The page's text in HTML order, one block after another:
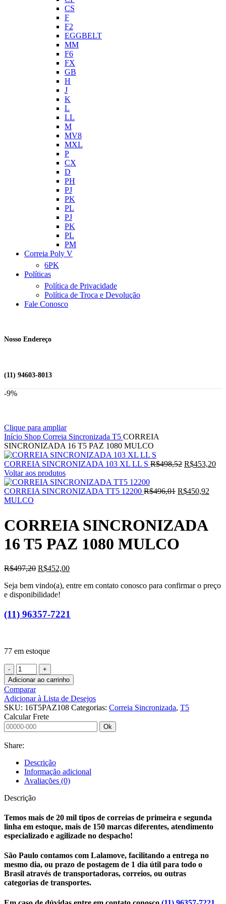
CS
F
F2
EGGBELT
MM
F6
FX
GB
H
J
K
L
LL
M
MV8
MXL
P
CX
D
PH
PJ
PK
PL
PJ
PK
PL
PM
Correia Poly V
6PK
Políticas
Política de Privacidade
Política de Troca e Devolução
Fale Conosco
Nosso Endereço
(11) 94603-8013
-9%
Clique para ampliar
Início Shop Correia Sincronizada T5 CORREIA
SINCRONIZADA 16 T5 PAZ 1080 MULCO
CORREIA SINCRONIZADA 103 XL LL S R$498,52 O
era:
R$453,20O
Voltar aos produtos
CORREIA SINCRONIZADA TT5 12200 R$496,01 O
era:
R$496,01.
R$450,92
MULCO
CORREIA SINCRONIZADA
16 T5 PAZ 1080 MULCO
R$497,20 O
original
era:
R$452,00O
atual
Seja bem vindo(a), entre em contato conosco para confirmar o preço
e disponibilidade!
(11) 96357-7221
77 em estoque
CORREIA
SINCRONIZADA
16
T5
PAZ
1080
MULCO
quantidade
Adicionar ao carrinho
Comparar
Adicionar à Lista de Desejos
SKU: 16T5PAZ108 Categorias: Correia Sincronizada, T5
Calcular Frete
Ok
Share:
Descrição
Informação adicional
Avaliações (0)
Descrição
Temos mais de 20 mil tipos de correias de primeira e segunda
linha em estoque, mais de 150 marcas diferentes, atendimento
especializado e agilizade no despacho!
São Paulo contamos com Lalamove, facilitando a entrega no
mesmo dia, ou prazo de postagem de 1 dia útil para todo o
Brasil através de transportadoras, correios, ou outras
categorias de transportes.